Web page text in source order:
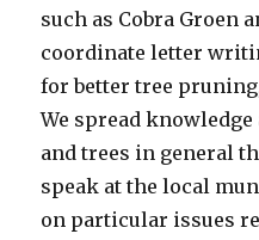
such as Cobra Groen
coordinate letter
for better tree
We spread
and trees in general
speak at the local
on particular issues